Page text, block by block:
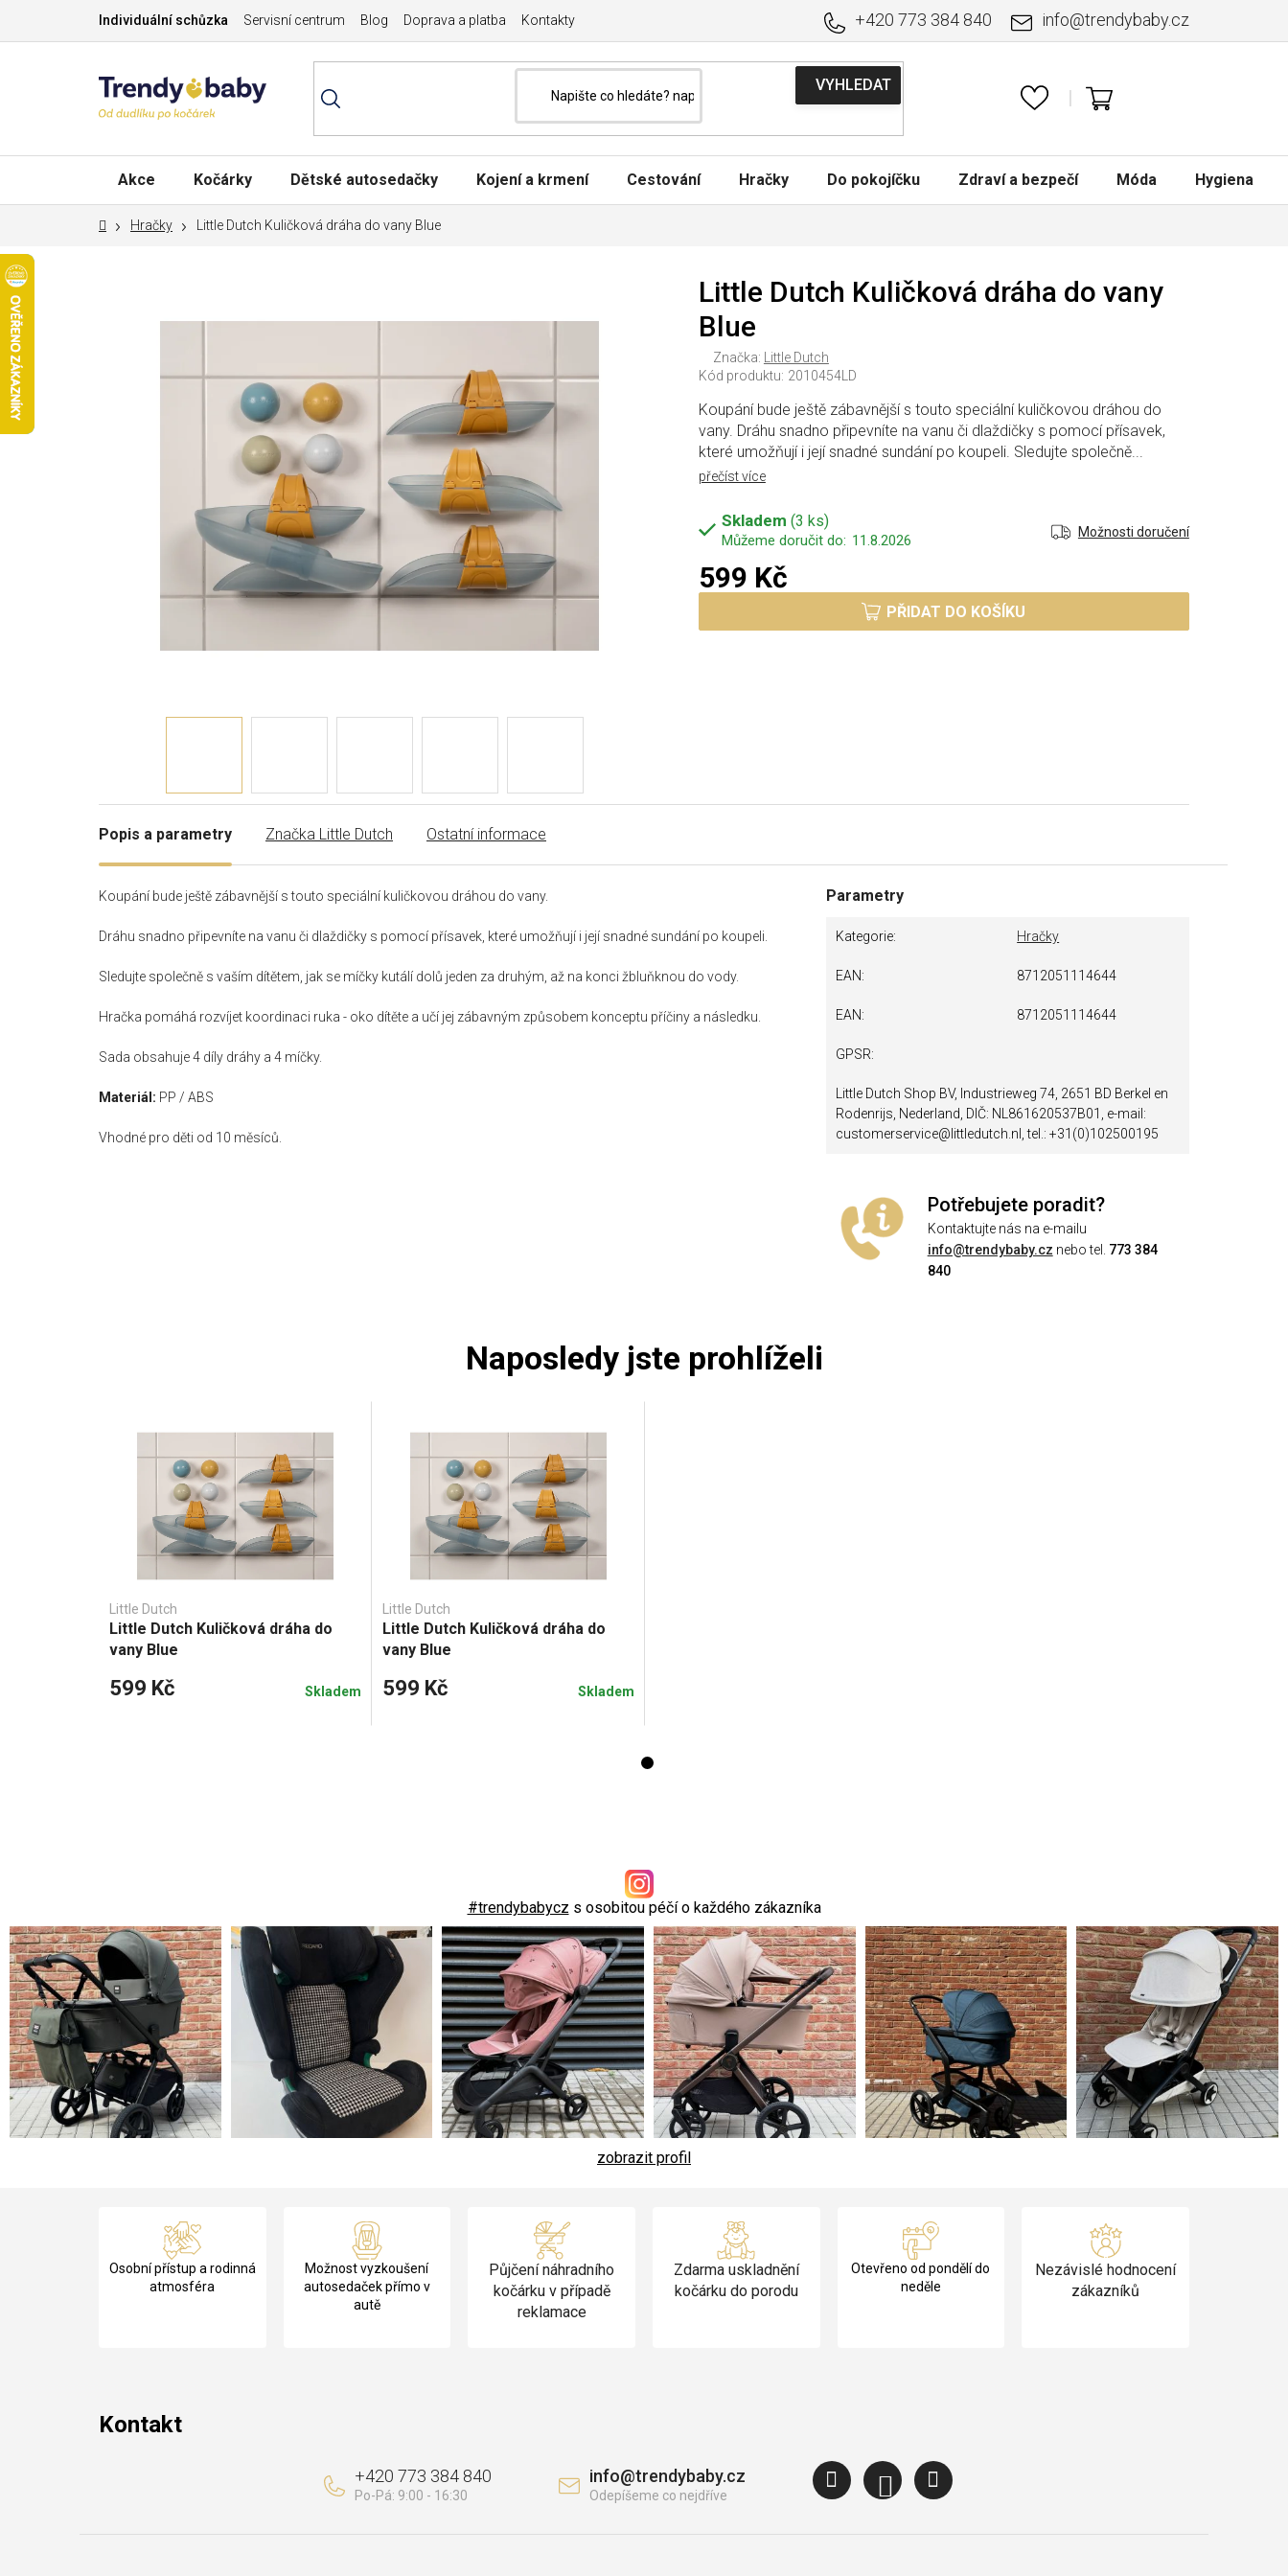
Individuální schůzka Servisní centrum Blog Doprava a platba Kontakty info@trendybaby.cz
+420 773 384 840
KOŠÍK
Akce Kočárky Dětské autosedačky Kojení a krmení Cestování Hračky Do pokojíčku Zdraví a bezpečí Móda Hygiena
DomůHračky Little Dutch Kuličková dráha do vany Blue
Little Dutch Kuličková dráha do vany
Blue
Značka: Little Dutch
Kód produktu: 2010454LD
Koupání bude ještě zábavnější s touto speciální kuličkovou dráhou do
vany. Dráhu snadno připevníte na vanu či dlaždičky s pomocí přísavek,
které umožňují i její snadné sundání po koupeli. Sledujte společně...
přečíst více
Skladem (3 ks)
11.8.2026 Možnosti doručení
599 Kč
PŘIDAT DO KOŠÍKU
Popis a parametry Značka Little Dutch Ostatní informace
Koupání bude ještě zábavnější s touto speciální kuličkovou dráhou do vany.
Dráhu snadno připevníte na vanu či dlaždičky s pomocí přísavek, které umožňují i její snadné sundání po koupeli.
Sledujte společně s vaším dítětem, jak se míčky kutálí dolů jeden za druhým, až na konci žbluňknou do vody.
Hračka pomáhá rozvíjet koordinaci ruka - oko dítěte a učí jej zábavným způsobem konceptu příčiny a následku.
Sada obsahuje 4 díly dráhy a 4 míčky.
Materiál: PP / ABS
Vhodné pro děti od 10 měsíců.
Parametry
Kategorie Hračky
EAN 8712051114644
EAN 8712051114644
GPSR
Little Dutch Shop BV, Industrieweg 74, 2651 BD Berkel en
Rodenrijs, Nederland, DIČ: NL861620537B01, e-mail:
customerservice@littledutch.nl, tel.: +31(0)102500195
Potřebujete poradit?
Kontaktujte nás na e-mailu
info@trendybaby.cz nebo tel. 773 384
840
Naposledy jste prohlíželi
Little Dutch
Little Dutch Kuličková dráha do
vany Blue
599 Kč Skladem
Little Dutch
Little Dutch Kuličková dráha do
vany Blue
599 Kč Skladem
#trendybabycz s osobitou péčí o každého zákazníka
zobrazit profil
Osobní přístup a rodinná
atmosféra
Možnost vyzkoušení
autosedaček přímo v
autě
Půjčení náhradního
kočárku v případě
reklamace
Zdarma uskladnění
kočárku do porodu
Otevřeno od pondělí do
neděle
Nezávislé hodnocení
zákazníků
Kontakt
info@trendybaby.cz
+420 773 384 840